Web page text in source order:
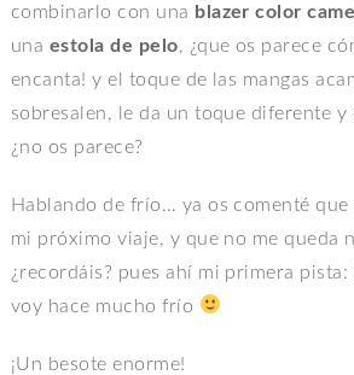
combinarlo con una blazer color camel
una estola de pelo, ¿que os parece
encanta! y el toque de las mangas
sobresalen, le da un toque diferente y
¿no os parece?
Hablando de frío… ya os comenté que
mi próximo viaje, y que no me queda
¿recordáis? pues ahí mi primera
voy hace mucho frío
¡Un besote enorme!